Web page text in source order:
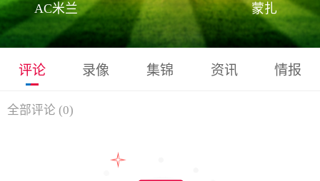
AC米兰 蒙扎
评论 录像 集锦 资讯 情报
全部评论 (0)